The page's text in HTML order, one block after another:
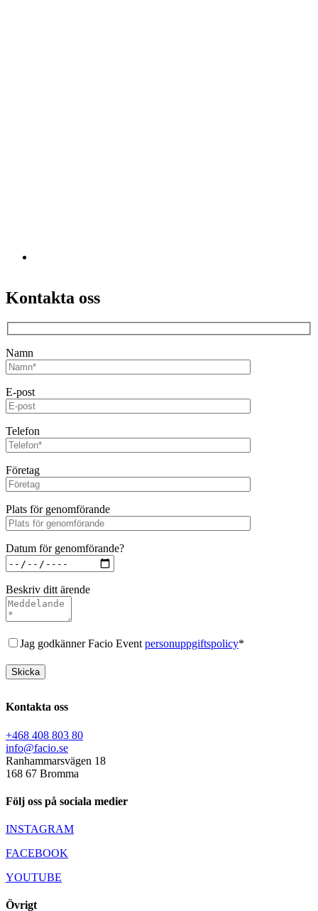
Kontakta oss
Namn
E-post
Telefon
Företag
Plats för genomförande
Datum för genomförande?
Beskriv ditt ärende
Jag godkänner Facio Event personuppgiftspolicy*
Kontakta oss
+468 408 803 80
info@facio.se
Ranhammarsvägen 18
168 67 Bromma
Följ oss på sociala medier
INSTAGRAM
FACEBOOK
YOUTUBE
Övrigt